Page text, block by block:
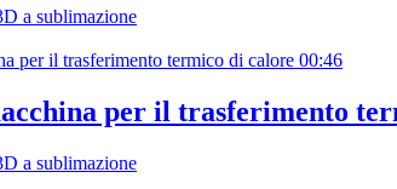
a sublimazione
00:46
per il trasferimento
a sublimazione